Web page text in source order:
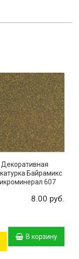
Декоративная
Байрамикс
607
8.00 руб.
В корзину